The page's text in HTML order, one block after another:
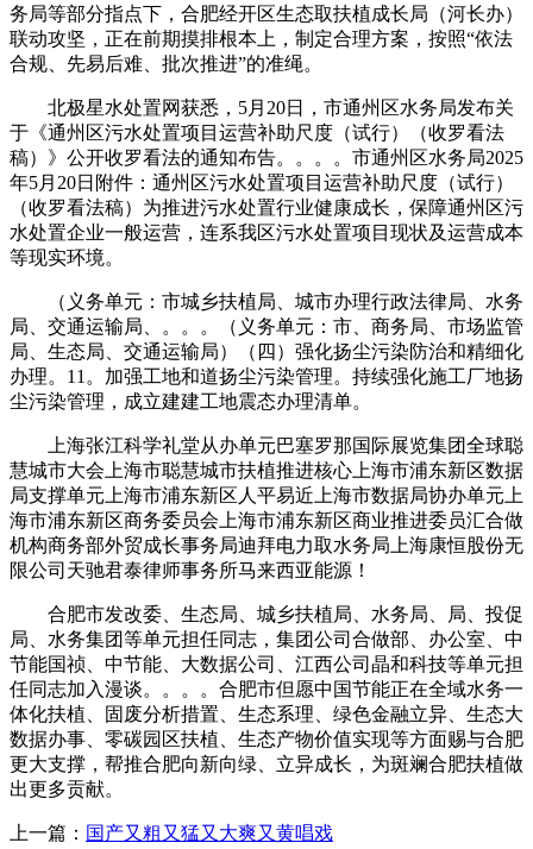
务局等部分指点下，合肥经开区生态取扶植成长局（河长办）
联动攻坚，正在前期摸排根本上，制定合理方案，按照“依法
合规、先易后难、批次推进”的准绳。
北极星水处置网获悉，5月20日，市通州区水务局发布关
于《通州区污水处置项目运营补助尺度（试行）（收罗看法
稿）》公开收罗看法的通知布告。。。。市通州区水务局2025
年5月20日附件：通州区污水处置项目运营补助尺度（试行）
（收罗看法稿）为推进污水处置行业健康成长，保障通州区污
水处置企业一般运营，连系我区污水处置项目现状及运营成本
等现实环境。
（义务单元：市城乡扶植局、城市办理行政法律局、水务
局、交通运输局、。。。（义务单元：市、商务局、市场监管
局、生态局、交通运输局）（四）强化扬尘污染防治和精细化
办理。11。加强工地和道扬尘污染管理。持续强化施工厂地扬
尘污染管理，成立建建工地震态办理清单。
上海张江科学礼堂从办单元巴塞罗那国际展览集团全球聪
慧城市大会上海市聪慧城市扶植推进核心上海市浦东新区数据
局支撑单元上海市浦东新区人平易近上海市数据局协办单元上
海市浦东新区商务委员会上海市浦东新区商业推进委员汇合做
机构商务部外贸成长事务局迪拜电力取水务局上海康恒股份无
限公司天驰君泰律师事务所马来西亚能源！
合肥市发改委、生态局、城乡扶植局、水务局、局、投促
局、水务集团等单元担任同志，集团公司合做部、办公室、中
节能国祯、中节能、大数据公司、江西公司晶和科技等单元担
任同志加入漫谈。。。。合肥市但愿中国节能正在全域水务一
体化扶植、固废分析措置、生态系理、绿色金融立异、生态大
数据办事、零碳园区扶植、生态产物价值实现等方面赐与合肥
更大支撑，帮推合肥向新向绿、立异成长，为斑斓合肥扶植做
出更多贡献。
上一篇： 国产又粗又猛又大爽又黄唱戏